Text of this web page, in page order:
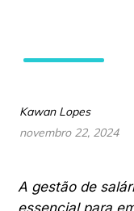
Kawan Lopes
novembro 22, 2024
A gestão de
essencial para